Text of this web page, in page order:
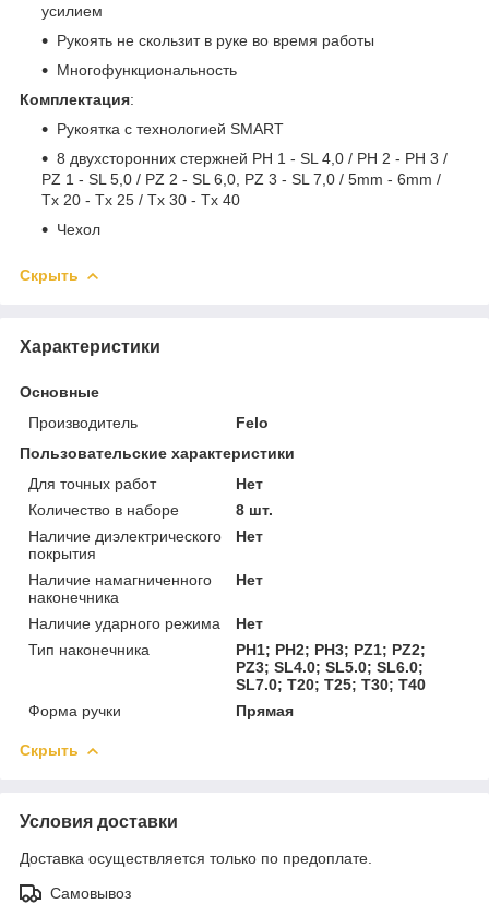
усилием
Рукоять не скользит в руке во время работы
Многофункциональность
Комплектация:
Рукоятка с технологией SMART
8 двухсторонних стержней PH 1 - SL 4,0 / PH 2 - PH 3 /
PZ 1 - SL 5,0 / PZ 2 - SL 6,0, PZ 3 - SL 7,0 / 5mm - 6mm /
Tx 20 - Tx 25 / Tx 30 - Tx 40
Чехол
Скрыть
Характеристики
Основные
Производитель
Felo
Пользовательские характеристики
Для точных работ
Нет
Количество в наборе
8 шт.
Наличие диэлектрического
покрытия
Нет
Наличие намагниченного
наконечника
Нет
Наличие ударного режима
Нет
Тип наконечника
PH1; PH2; PH3; PZ1; PZ2;
PZ3; SL4.0; SL5.0; SL6.0;
SL7.0; T20; T25; T30; T40
Форма ручки
Прямая
Скрыть
Условия доставки
Доставка осуществляется только по предоплате.
Самовывоз